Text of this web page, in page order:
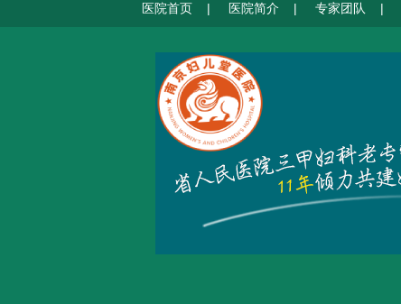
医院首页 | 医院简介 | 专家团队 |